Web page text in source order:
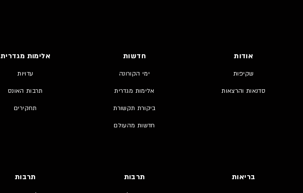
אודות
שקיפות
סדנאות והרצאות
חדשות
ימי הקורונה
אלימות מגדרית
ביקורת תקשורת
חדשות מהעולם
אלימות מגדרית
עדויות
תרבות האונס
תחקירים
בריאות תרבות תרבות